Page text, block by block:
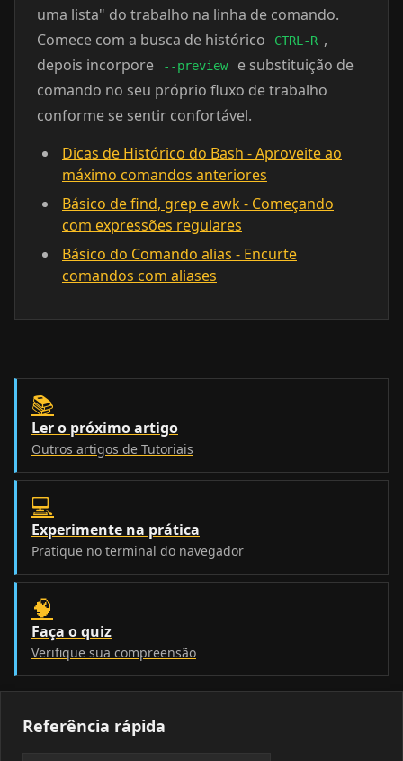
uma lista" do trabalho na linha de comando.
Comece com a busca de histórico
CTRL-R ,
depois incorpore
--preview
e substituição de
comando no seu próprio fluxo de trabalho
conforme se sentir confortável.
Dicas de Histórico do Bash - Aproveite ao
máximo comandos anteriores
Básico de find, grep e awk - Começando
com expressões regulares
Básico do Comando alias - Encurte
comandos com aliases
📚
Ler o próximo artigo
Outros artigos de Tutoriais
💻
Experimente na prática
Pratique no terminal do navegador
🧠
Faça o quiz
Verifique sua compreensão
Referência rápida